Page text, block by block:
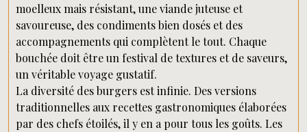
moelleux mais résistant, une viande juteuse et
savoureuse, des condiments bien dosés et des
accompagnements qui complètent le tout. Chaque
bouchée doit être un festival de textures et de saveurs,
un véritable voyage gustatif.
La diversité des burgers est infinie. Des versions
traditionnelles aux recettes gastronomiques élaborées
par des chefs étoilés, il y en a pour tous les goûts. Les